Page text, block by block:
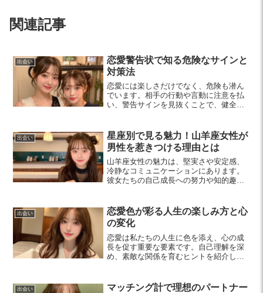
関連記事
出会い
恋愛警告状で知る危険なサインと
対策法
恋愛には楽しさだけでなく、危険も潜ん
でいます。相手の行動や言動に注意を払
い、警告サインを見抜くことで、健全な
分を守りましょう。
出会い
星座別で見る魅力！山羊座女性が
男性を惹きつける理由とは
山羊座女性の魅力は、堅実さや安定感、
冷静なコミュニケーションにあります。
彼女たちの自己成長への努力や知的趣味
出会い
恋愛色が彩る人生の楽しみ方と心
の変化
恋愛は私たちの人生に色を添え、心の成
長を促す重要な要素です。自己理解を深
め、素敵な関係を育むヒントを紹介しま
出会い
マッチング計で理想のパートナー